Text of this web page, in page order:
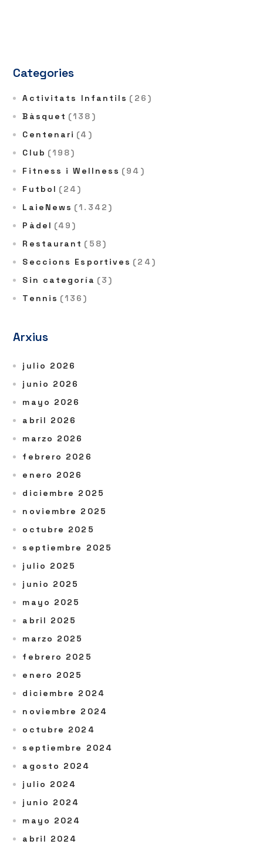
Categories
Activitats Infantils (26)
Bàsquet (138)
Centenari (4)
Club (198)
Fitness i Wellness (94)
Futbol (24)
LaieNews (1.342)
Pàdel (49)
Restaurant (58)
Seccions Esportives (24)
Sin categoría (3)
Tennis (136)
Arxius
julio 2026
junio 2026
mayo 2026
abril 2026
marzo 2026
febrero 2026
enero 2026
diciembre 2025
noviembre 2025
octubre 2025
septiembre 2025
julio 2025
junio 2025
mayo 2025
abril 2025
marzo 2025
febrero 2025
enero 2025
diciembre 2024
noviembre 2024
octubre 2024
septiembre 2024
agosto 2024
julio 2024
junio 2024
mayo 2024
abril 2024